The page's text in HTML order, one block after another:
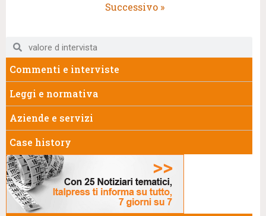
Successivo »
Commenti e interviste
Leggi e normativa
Aziende e servizi
Case history